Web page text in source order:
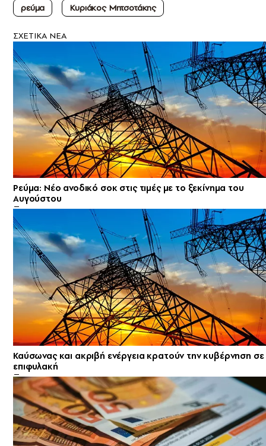
ρεύμα
Kυριάκος Μητσοτάκης
ΣXETIKA NEA
Ρεύμα: Νέο ανοδικό σοκ στις τιμές με το ξεκίνημα του
Αυγούστου
Καύσωνας και ακριβή ενέργεια κρατούν την κυβέρνηση σε
επιφυλακή